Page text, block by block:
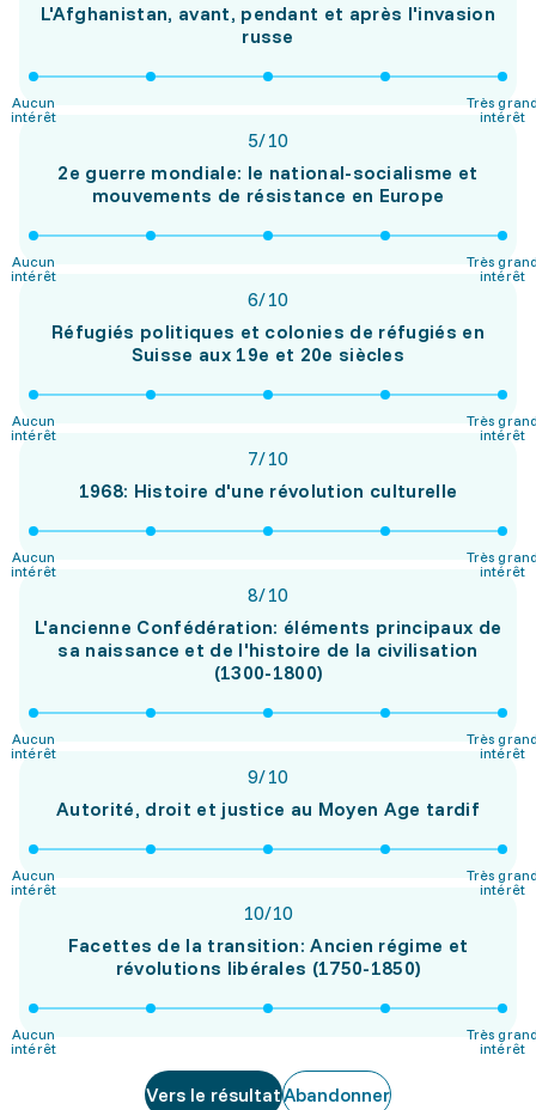
L'Afghanistan, avant, pendant et après l'invasion
russe
Aucun
intérêt
Très
intérêt
5/10
2e guerre mondiale: le national-socialisme et
mouvements de résistance en Europe
Aucun
intérêt
Très
intérêt
6/10
Réfugiés politiques et colonies de réfugiés en
Suisse aux 19e et 20e siècles
Aucun
intérêt
Très
intérêt
7/10
1968: Histoire d'une révolution culturelle
Aucun
intérêt
Très
intérêt
8/10
L'ancienne Confédération: éléments principaux de
sa naissance et de l'histoire de la civilisation
(1300-1800)
Aucun
intérêt
Très
intérêt
9/10
Autorité, droit et justice au Moyen Age tardif
Aucun
intérêt
Très
intérêt
10/10
Facettes de la transition: Ancien régime et
révolutions libérales (1750-1850)
Aucun
intérêt
Très
intérêt
Vers le résultatAbandonner